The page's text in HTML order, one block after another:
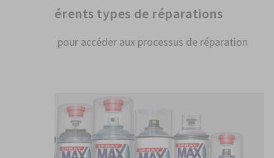
Les différents types de réparations
Cliquez ici pour accéder aux processus de réparation